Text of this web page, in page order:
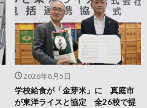
2026年8月5日
学校給食が「金芽米」に 真庭市
が東洋ライスと協定 全26校で提